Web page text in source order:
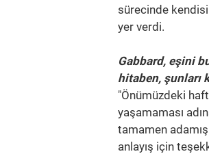
sürecinde
yer verdi.
Gabbard, eşini
hitaben, şunları
"Önümüzdeki
yaşamaması
tamamen
anlayış için